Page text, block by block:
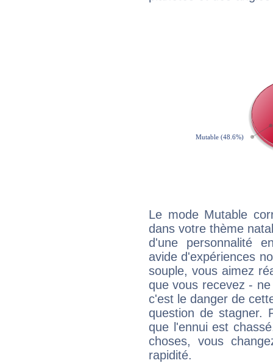
Le mode Mutable
dans votre thème
d'une personnalité
avide d'expériences
souple, vous aimez
que vous recevez -
c'est le danger de
question de stagner.
que l'ennui est
choses, vous
rapidité.